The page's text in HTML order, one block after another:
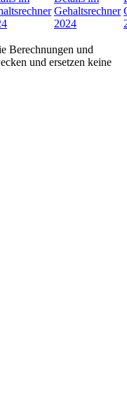
Gehaltsrechner
2024
Berechnungen und
und ersetzen keine